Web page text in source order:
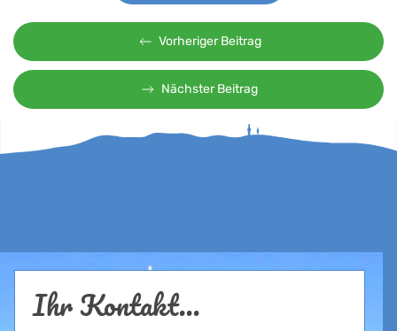
Vorheriger Beitrag
Nächster Beitrag
Ihr Kontakt...